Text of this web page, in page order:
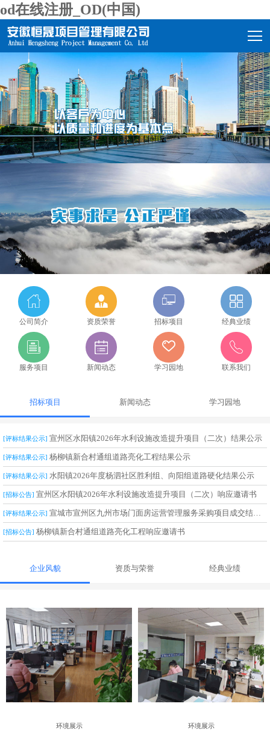
od在线注册_OD(中国)
公司简介 资质荣誉 招标项目 经典业绩
服务项目 新闻动态 学习园地 联系我们
招标项目 新闻动态 学习园地
[评标结果公示] 宣州区水阳镇2026年水利设施改造提升项目（二次）结果公示
[评标结果公示] 杨柳镇新合村通组道路亮化工程结果公示
[评标结果公示] 水阳镇2026年度杨泗社区胜利组、向阳组道路硬化结果公示
[招标公告] 宣州区水阳镇2026年水利设施改造提升项目（二次）响应邀请书
[评标结果公示] 宣城市宣州区九州市场门面房运营管理服务采购项目成交结果公告
[招标公告] 杨柳镇新合村通组道路亮化工程响应邀请书
企业风貌 资质与荣誉 经典业绩
环境展示 环境展示